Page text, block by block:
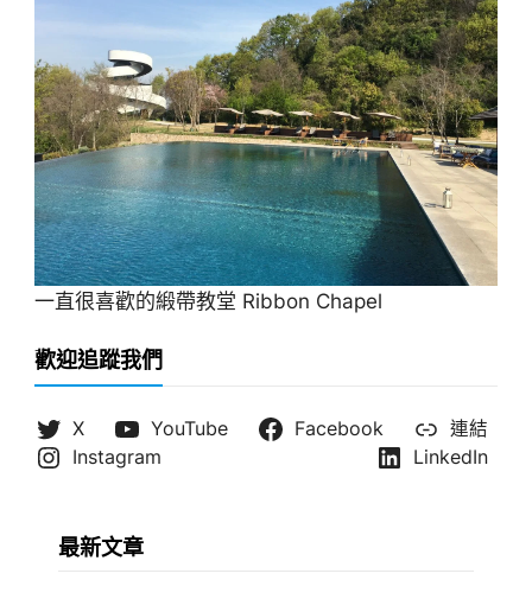
一直很喜歡的緞帶教堂 Ribbon Chapel
歡迎追蹤我們
X YouTube Facebook
連結
Instagram
LinkedIn
最新文章